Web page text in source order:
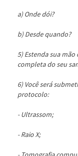
a) Onde dói?
b) Desde quando?
5) Estenda sua
completa do seu
6) Você será
protocolo:
- Ultrassom;
- Raio X;